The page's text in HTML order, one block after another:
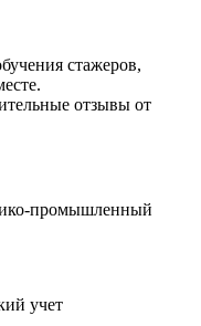
стажеров,
отзывы от
промышленный
учет